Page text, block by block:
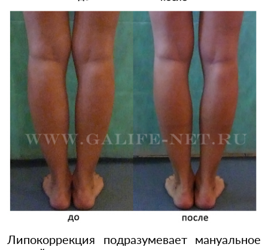
Липокоррекция подразумевает мануальное